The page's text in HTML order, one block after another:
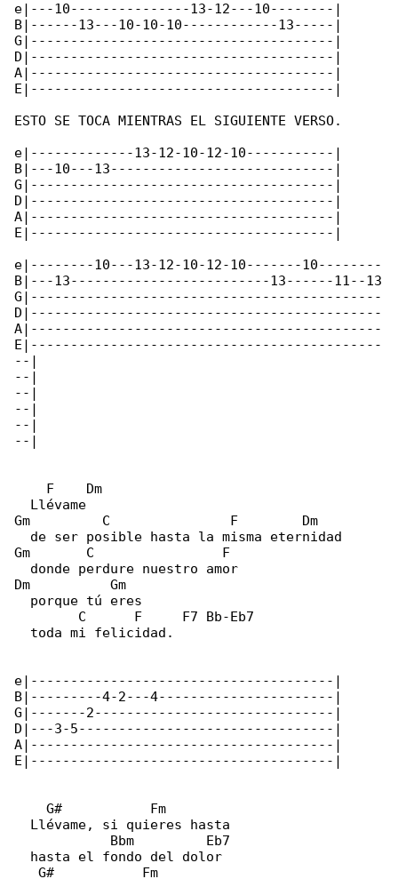
e|---10---------------13-12---10--------|
B|------13---10-10-10------------13-----|
G|--------------------------------------|
D|--------------------------------------|
A|--------------------------------------|
E|--------------------------------------|
ESTO SE TOCA MIENTRAS EL SIGUIENTE VERSO.
e|-------------13-12-10-12-10-----------|
B|---10---13----------------------------|
G|--------------------------------------|
D|--------------------------------------|
A|--------------------------------------|
E|--------------------------------------|
e|--------10---13-12-10-12-10-------10--------
B|---13-------------------------13------11--13
G|--------------------------------------------
D|--------------------------------------------
A|--------------------------------------------
E|--------------------------------------------
--|
--|
--|
--|
--|
--|
    F    Dm
  Llévame
Gm         C               F        Dm
  de ser posible hasta la misma eternidad
Gm       C                F
  donde perdure nuestro amor
Dm          Gm
  porque tú eres
        C      F     F7 Bb-Eb7
  toda mi felicidad.
e|--------------------------------------|
B|---------4-2---4----------------------|
G|-------2------------------------------|
D|---3-5--------------------------------|
A|--------------------------------------|
E|--------------------------------------|
    G#           Fm
  Llévame, si quieres hasta
            Bbm         Eb7
  hasta el fondo del dolor
   G#           Fm